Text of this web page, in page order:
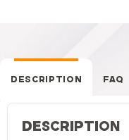
DESCRIPTION FAQ
DESCRIPTION